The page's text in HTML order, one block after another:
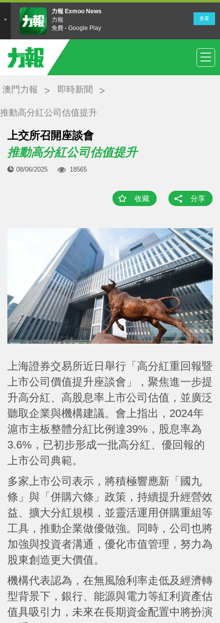
澳門力報 即時新聞
推動高分紅公司估值提升
上交所召開座談會
推動高分紅公司估值提升
08/06/2025 18565
收藏 分享
上海證券交易所近日舉行「高分紅重回報暨
上市公司價值提升座談會」，聚焦進一步提
升高分紅、高股息率上市公司估值，並廣泛
聽取企業與機構建議。會上指出，2024年
滬市主板整體分紅比例達39%，股息率為
3.6%，已初步形成一批高分紅、優回報的
上市公司典範。
多家上市公司表示，將積極響應新「國九
條」與「併購六條」政策，持續提升經營效
益、擴大分紅規模，並靈活運用併購重組等
工具，推動企業做優做強。同時，公司也將
加強與投資者溝通，優化市值管理，努力為
股東創造更大價值。
機構代表認為，在無風險利率走低及經濟轉
型背景下，銀行、能源與電力等紅利資產估
值具吸引力，未來在長期資金配置中將扮演